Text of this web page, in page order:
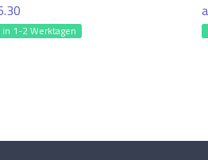
1-2 Werktagen